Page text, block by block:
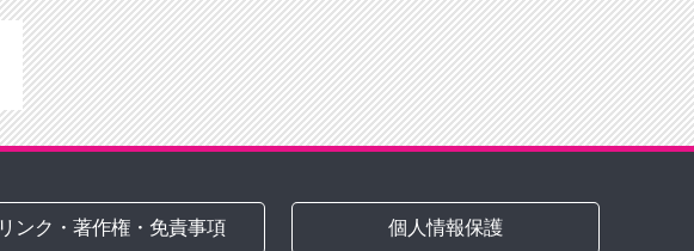
リンク・著作権・免責事項 個人情報保護